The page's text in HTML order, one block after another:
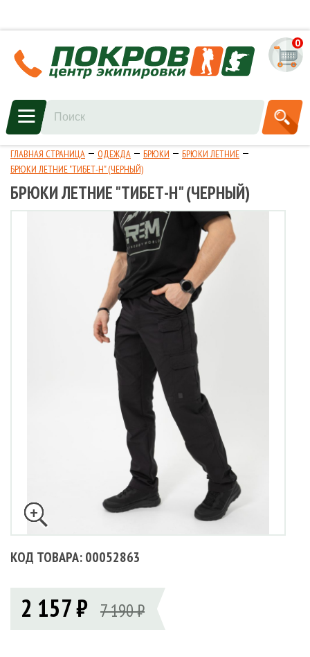
0
ГЛАВНАЯ СТРАНИЦА ОДЕЖДА БРЮКИ
БРЮКИ ЛЕТНИЕ
БРЮКИ ЛЕТНИЕ "ТИБЕТ-Н" (ЧЕРНЫЙ)
БРЮКИ ЛЕТНИЕ "ТИБЕТ-Н" (ЧЕРНЫЙ)
КОД ТОВАРА: 00052863
2 157 ₽ 7 190 ₽